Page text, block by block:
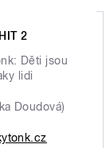
2
Děti jsou
lidi
Doudová)